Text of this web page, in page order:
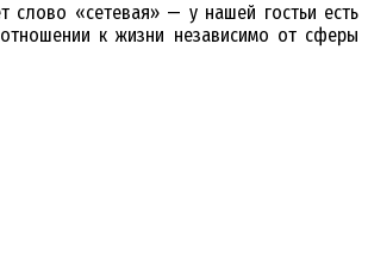
слово «сетевая» — у нашей гостьи есть
к жизни независимо от сферы